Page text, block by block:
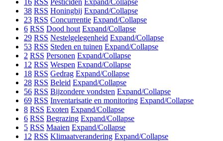
38 RSS Honingbij Expand/Collapse
23 RSS Concurrentie Expand/Collapse
6 RSS Dood hout Expand/Collapse
29 RSS Nestelgelegenheid Expand/Collapse
53 RSS Steden en tuinen Expand/Collapse
2 RSS Personen Expand/Collapse
12 RSS Wespen Expand/Collapse
18 RSS Gedrag Expand/Collapse
28 RSS Beleid Expand/Collapse
56 RSS Bijzondere vondsten Expand/Collapse
69 RSS Inventarisatie en monitoring Expand/Collapse
8 RSS Exoten Expand/Collapse
6 RSS Begrazing Expand/Collapse
5 RSS Maaien Expand/Collapse
12 RSS Klimaatverandering Expand/Collapse